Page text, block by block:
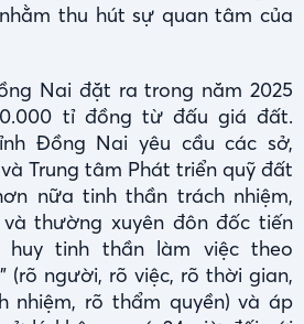
thu hút sự quan tâm của
Nai đặt ra trong năm 2025
tỉ đồng từ đấu giá đất.
Đồng Nai yêu cầu các sở,
Trung tâm Phát triển quỹ đất
nữa tinh thần trách nhiệm,
thường xuyên đôn đốc tiến
tinh thần làm việc theo
(rõ người, rõ việc, rõ thời gian,
nhiệm, rõ thẩm quyền) và áp